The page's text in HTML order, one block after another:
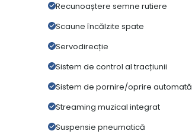
Recunoaștere semne rutiere
Scaune încălzite spate
Servodirecție
Sistem de control al tracțiunii
Sistem de pornire/oprire automată
Streaming muzical integrat
Suspensie pneumatică